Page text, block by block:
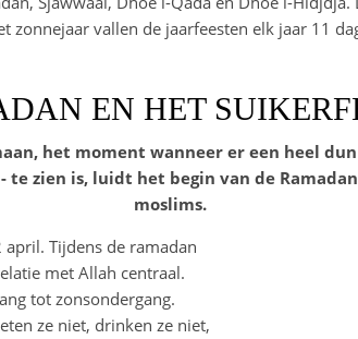
zonnejaar vallen de jaarfeesten elk jaar 11
EN HET
het moment wanneer er een heel
te zien is, luidt het begin van de
moslims.
Tijdens de ramadan
met Allah centraal.
tot zonsondergang.
ze niet, drinken ze niet,